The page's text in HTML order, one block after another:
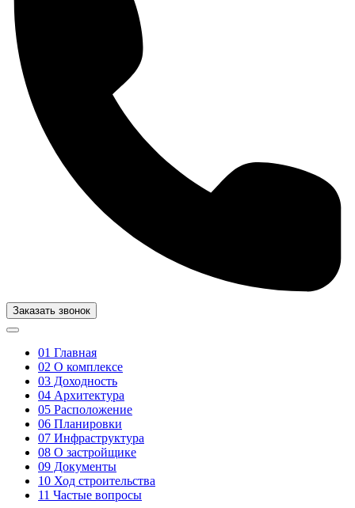
Заказать звонок
01 Главная
02 О комплексе
03 Доходность
04 Архитектура
05 Расположение
06 Планировки
07 Инфраструктура
08 О застройщике
09 Документы
10 Ход строительства
11 Частые вопросы